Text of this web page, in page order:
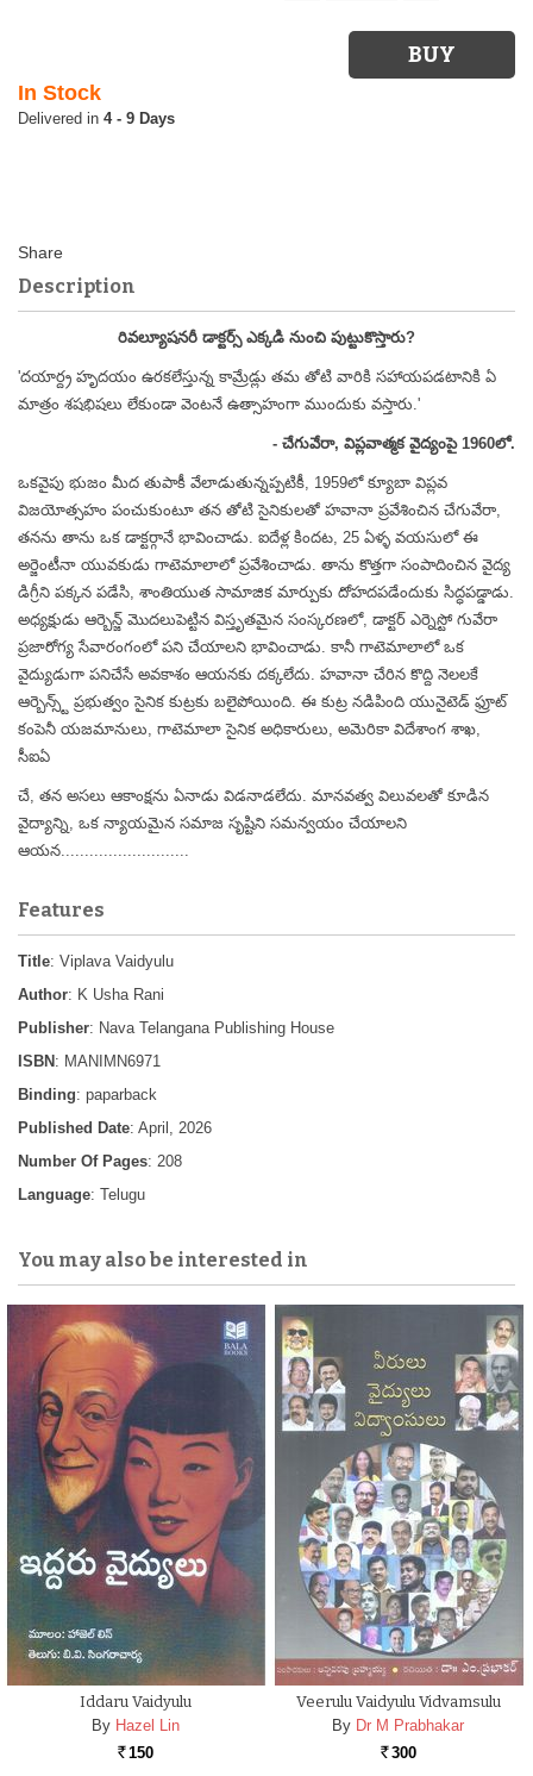
In Stock
4 - 9 Days
Description
రివల్యూషనరీ డాక్టర్స్ ఎక్కడి నుంచి పుట్టుకొస్తారు?
'దయార్ద్ర హృదయం ఉరకలేస్తున్న కామ్రేడ్లు తమ తోటి వారికి సహాయపడటానికి ఏ
మాత్రం శషభిషలు లేకుండా వెంటనే ఉత్సాహంగా ముందుకు వస్తారు.'
- చేగువేరా, విప్లవాత్మక వైద్యంపై 1960లో.
ఒకవైపు భుజం మీద తుపాకీ వేలాడుతున్నప్పటికీ, 1959లో క్యూబా విప్లవ
విజయోత్సహం పంచుకుంటూ తన తోటి సైనికులతో హవానా ప్రవేశించిన చేగువేరా,
తనను తాను ఒక డాక్టర్గానే భావించాడు. ఐదేళ్ల కిందట, 25 ఏళ్ళ వయసులో ఈ
అర్జెంటీనా యువకుడు గాటెమాలాలో ప్రవేశించాడు. తాను కొత్తగా సంపాదించిన వైద్య
డిగ్రీని పక్కన పడేసి, శాంతియుత సామాజిక మార్పుకు దోహదపడేందుకు సిద్ధపడ్డాడు.
అధ్యక్షుడు ఆర్బెన్జ్ మొదలుపెట్టిన విస్తృతమైన సంస్కరణలో, డాక్టర్ ఎర్నెస్టో గువేరా
ప్రజారోగ్య సేవారంగంలో పని చేయాలని భావించాడు. కానీ గాటెమాలాలో ఒక
వైద్యుడుగా పనిచేసే అవకాశం ఆయనకు దక్కలేదు. హవానా చేరిన కొద్ది నెలలకే
ఆర్బెన్స్ట్ ప్రభుత్వం సైనిక కుట్రకు బలైపోయింది. ఈ కుట్ర నడిపింది యునైటెడ్ ఫ్రూట్
కంపెనీ యజమానులు, గాటెమాలా సైనిక అధికారులు, అమెరికా విదేశాంగ శాఖ,
సీఐఏ
చే, తన అసలు ఆకాంక్షను ఏనాడు విడనాడలేదు. మానవత్వ విలువలతో కూడిన
వైద్యాన్ని, ఒక న్యాయమైన సమాజ సృష్టిని సమన్వయం చేయాలని
ఆయన...........................
Features
Title: Viplava Vaidyulu
Author: K Usha Rani
Publisher: Nava Telangana Publishing House
ISBN : MANIMN6971
Binding: paparback
Published Date: April, 2026
Number Of Pages: 208
Language: Telugu
You may also be interested in
Iddaru Vaidyulu
By Hazel Lin
Rs. 150
Veerulu Vaidyulu Vidvamsulu
By Dr M Prabhakar
Rs. 300